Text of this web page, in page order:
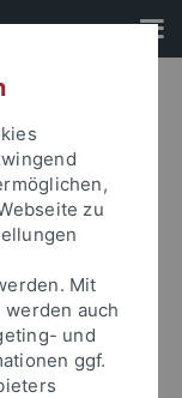
an um sich
zu
Mit
auch
und
ggf.